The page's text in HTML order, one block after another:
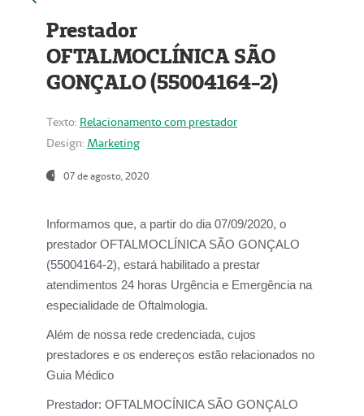
Prestador
OFTALMOCLÍNICA SÃO
GONÇALO (55004164-2)
Texto: Relacionamento com prestador
Design: Marketing
07 de agosto, 2020
Informamos que, a partir do dia07/09/2020, o
prestador OFTALMOCLÍNICA SÃO GONÇALO
(55004164-2), estará habilitado a prestar
atendimentos 24 horas Urgência e Emergência na
especialidade de Oftalmologia.
Além de nossa rede credenciada, cujos
prestadores e os endereços estão relacionados no
Guia Médico
Prestador: OFTALMOCÍNICA SÃO GONÇALO